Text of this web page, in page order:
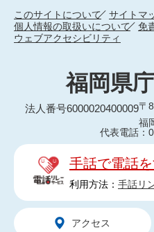
このサイトについて
サイトマ
個人情報の取扱いについて
免
ウェブアクセシビリティ
福岡県
法人番号6000020400009〒
福
代表電話：
手話で電話
利用方法： 手話リ
アクセス